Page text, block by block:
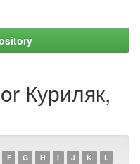
Куриляк,
F G H I J K
L